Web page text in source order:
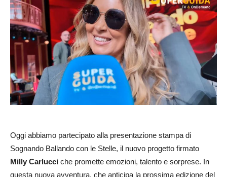
Oggi abbiamo partecipato alla presentazione stampa di
Sognando Ballando con le Stelle, il nuovo progetto firmato
Milly Carlucci che promette emozioni, talento e sorprese. In
questa nuova avventura, che anticipa la prossima edizione del